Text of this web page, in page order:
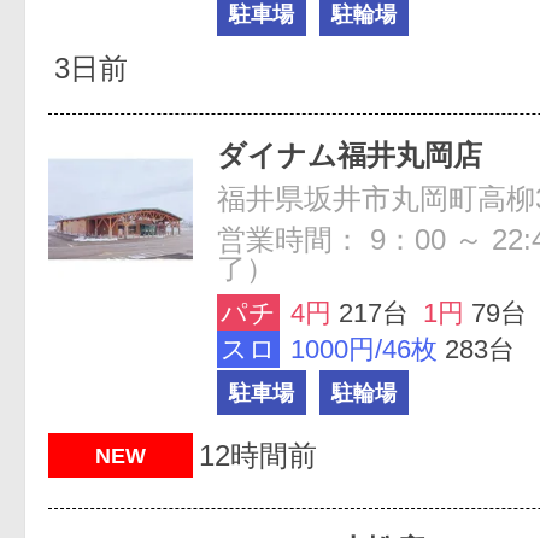
駐車場 駐輪場
3日前
ダイナム福井丸岡店
福井県坂井市丸岡町高
営業時間： 9：00 ～
了）
パチ 4円 217台 1円 79台
スロ
1000円/46枚 283台
駐車場 駐輪場
NEW 12時間前